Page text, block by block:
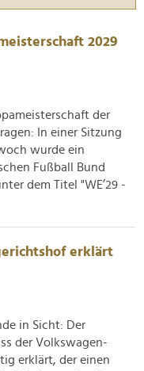
2029
der
In einer Sitzung
wurde ein
Fußball Bund
dem Titel "WE’29 -
erklärt
in Sicht: Der
der Volkswagen-
erklärt, der einen